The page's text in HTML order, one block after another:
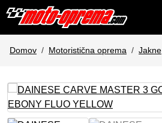
Domov Motoristična oprema Jakne